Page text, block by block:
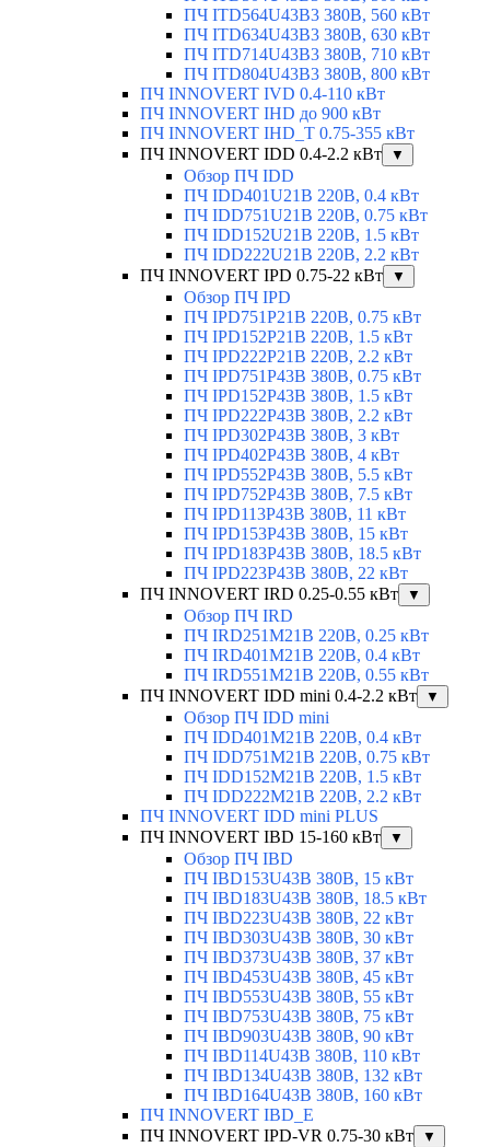
ПЧ ITD564U43B3 380В, 560 кВт
ПЧ ITD634U43B3 380В, 630 кВт
ПЧ ITD714U43B3 380В, 710 кВт
ПЧ ITD804U43B3 380В, 800 кВт
ПЧ INNOVERT IVD 0.4-110 кВт
ПЧ INNOVERT IHD до 900 кВт
ПЧ INNOVERT IHD_T 0.75-355 кВт
ПЧ INNOVERT IDD 0.4-2.2 кВт
▼
Обзор ПЧ IDD
ПЧ IDD401U21B 220В, 0.4 кВт
ПЧ IDD751U21B 220В, 0.75 кВт
ПЧ IDD152U21B 220В, 1.5 кВт
ПЧ IDD222U21B 220В, 2.2 кВт
ПЧ INNOVERT IPD 0.75-22 кВт
▼
Обзор ПЧ IPD
ПЧ IPD751P21B 220В, 0.75 кВт
ПЧ IPD152P21B 220В, 1.5 кВт
ПЧ IPD222P21B 220В, 2.2 кВт
ПЧ IPD751P43B 380В, 0.75 кВт
ПЧ IPD152P43B 380В, 1.5 кВт
ПЧ IPD222P43B 380В, 2.2 кВт
ПЧ IPD302P43B 380В, 3 кВт
ПЧ IPD402P43B 380В, 4 кВт
ПЧ IPD552P43B 380В, 5.5 кВт
ПЧ IPD752P43B 380В, 7.5 кВт
ПЧ IPD113P43B 380В, 11 кВт
ПЧ IPD153P43B 380В, 15 кВт
ПЧ IPD183P43B 380В, 18.5 кВт
ПЧ IPD223P43B 380В, 22 кВт
ПЧ INNOVERT IRD 0.25-0.55 кВт
▼
Обзор ПЧ IRD
ПЧ IRD251M21B 220В, 0.25 кВт
ПЧ IRD401M21B 220В, 0.4 кВт
ПЧ IRD551M21B 220В, 0.55 кВт
ПЧ INNOVERT IDD mini 0.4-2.2 кВт
▼
Обзор ПЧ IDD mini
ПЧ IDD401M21B 220В, 0.4 кВт
ПЧ IDD751M21B 220В, 0.75 кВт
ПЧ IDD152M21B 220В, 1.5 кВт
ПЧ IDD222M21B 220В, 2.2 кВт
ПЧ INNOVERT IDD mini PLUS
ПЧ INNOVERT IBD 15-160 кВт
▼
Обзор ПЧ IBD
ПЧ IBD153U43B 380В, 15 кВт
ПЧ IBD183U43B 380В, 18.5 кВт
ПЧ IBD223U43B 380В, 22 кВт
ПЧ IBD303U43B 380В, 30 кВт
ПЧ IBD373U43B 380В, 37 кВт
ПЧ IBD453U43B 380В, 45 кВт
ПЧ IBD553U43B 380В, 55 кВт
ПЧ IBD753U43B 380В, 75 кВт
ПЧ IBD903U43B 380В, 90 кВт
ПЧ IBD114U43B 380В, 110 кВт
ПЧ IBD134U43B 380В, 132 кВт
ПЧ IBD164U43B 380В, 160 кВт
ПЧ INNOVERT IBD_E
ПЧ INNOVERT IPD-VR 0.75-30 кВт
▼